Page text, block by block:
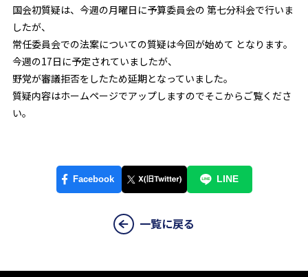
国会初質疑は、今週の月曜日に予算委員会の 第七分科会で行いま
したが、
常任委員会での法案についての質疑は今回が始めて となります。
今週の17日に予定されていましたが、
野党が審議拒否をしたため延期となっていました。
質疑内容はホームページでアップしますのでそこからご覧くださ
い。
一覧に戻る